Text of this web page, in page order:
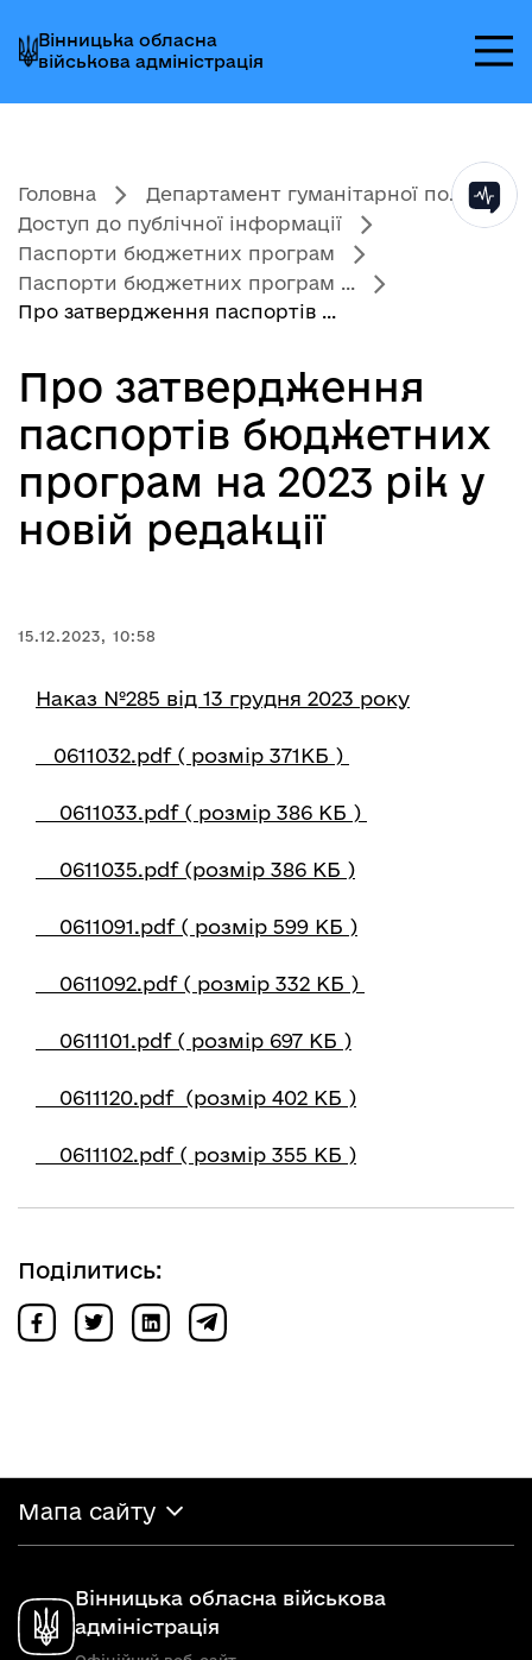
до
головного
меню
до
головного
вмісту
до
головного
колонтитула
Вінницька обласна
військова адміністрація
Головна
Департамент гуманітарної по...
Доступ до публічної інформації
Паспорти бюджетних програм
Паспорти бюджетних програм ...
Про затвердження паспортів ...
Про затвердження
паспортів бюджетних
прoграм на 2023 рiк у
новій редакції
15.12.2023, 10:58
Наказ №285 від 13 грудня 2023 року
0611032.pdf ( розмір 371КБ )
0611033.pdf ( розмір 386 КБ )
0611035.pdf (розмір 386 КБ )
0611091.pdf ( розмір 599 КБ )
0611092.pdf ( розмір 332 КБ )
0611101.pdf ( розмір 697 КБ )
0611120.pdf (розмір 402 КБ )
0611102.pdf ( розмір 355 КБ )
Поділитись:
Мапа сайту
Вінницька обласна військова
адміністрація